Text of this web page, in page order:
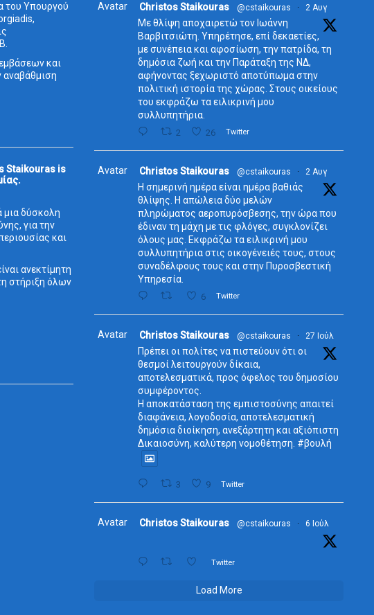
του Υπουργού
και
Staikouras is
μια δύσκολη
για την
και
ανεκτίμητη
στήριξη όλων
Avatar Christos Staikouras @cstaikouras · 2 Αυγ
Με θλίψη αποχαιρετώ τον Ιωάννη
Βαρβιτσιώτη. Υπηρέτησε, επί δεκαετίες,
με συνέπεια και αφοσίωση, την πατρίδα, τη
δημόσια ζωή και την Παράταξη της ΝΔ,
αφήνοντας ξεχωριστό αποτύπωμα στην
πολιτική ιστορία της χώρας. Στους οικείους
του εκφράζω τα ειλικρινή μου
συλλυπητήρια.
2 26 Twitter
Avatar Christos Staikouras @cstaikouras · 2 Αυγ
Η σημερινή ημέρα είναι ημέρα βαθιάς
θλίψης. Η απώλεια δύο μελών
πληρώματος αεροπυρόσβεσης, την ώρα που
έδιναν τη μάχη με τις φλόγες, συγκλονίζει
όλους μας. Εκφράζω τα ειλικρινή μου
συλλυπητήρια στις οικογένειές τους, στους
συναδέλφους τους και στην Πυροσβεστική
Υπηρεσία.
6 Twitter
Avatar Christos Staikouras @cstaikouras · 27 Ιούλ
Πρέπει οι πολίτες να πιστεύουν ότι οι
θεσμοί λειτουργούν δίκαια,
αποτελεσματικά, προς όφελος του δημοσίου
συμφέροντος.
Η αποκατάσταση της εμπιστοσύνης απαιτεί
διαφάνεια, λογοδοσία, αποτελεσματική
δημόσια διοίκηση, ανεξάρτητη και αξιόπιστη
Δικαιοσύνη, καλύτερη νομοθέτηση. #βουλή
3 9 Twitter
Avatar Christos Staikouras @cstaikouras · 6 Ιούλ
Twitter
Load More